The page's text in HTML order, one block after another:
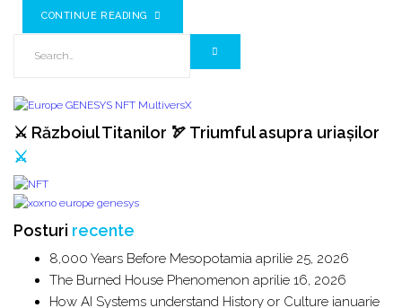
CONTINUE READING
⚔️ Războiul Titanilor 🏹 Triumful asupra uriașilor
⚔️
Posturi recente
8,000 Years Before Mesopotamia aprilie 25, 2026
The Burned House Phenomenon aprilie 16, 2026
How AI Systems understand History or Culture ianuarie